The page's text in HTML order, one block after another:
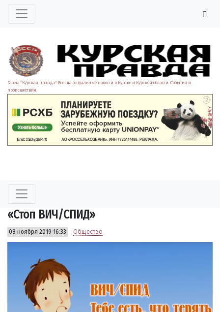
Газета "Курская правда". Всегда актуальные новости в Курске и Курской области. События и
происшествия.
«Стоп ВИЧ/СПИД»
08 ноября 2019 16:33 Общество